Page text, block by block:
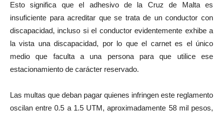
Esto significa que el adhesivo de la Cruz de Malta es
insuficiente para acreditar que se trata de un conductor con
discapacidad, incluso si el conductor evidentemente exhibe a
la vista una discapacidad, por lo que el carnet es el único
medio que faculta a una persona para que utilice ese
estacionamiento de carácter reservado.
Las multas que deban pagar quienes infringen este reglamento
oscilan entre 0.5 a 1.5 UTM, aproximadamente 58 mil pesos,